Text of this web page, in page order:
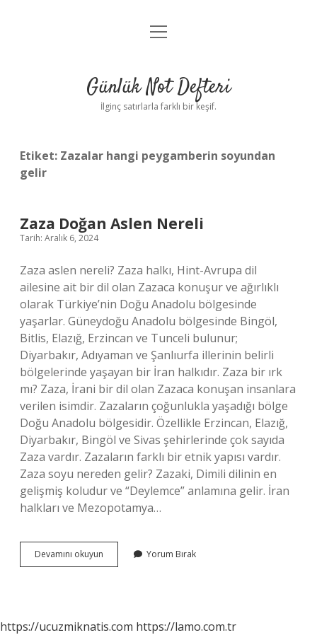
Anasayfa
Yasal Uyarı
menüyü
Günlük Not Defteri
İlginç satırlarla farklı bir keşif.
Etiket: Zazalar hangi peygamberin soyundan
gelir
Zaza Doğan Aslen Nereli
Tarih: Aralık 6, 2024
Zaza aslen nereli? Zaza halkı, Hint-Avrupa dil
ailesine ait bir dil olan Zazaca konuşur ve ağırlıklı
olarak Türkiye’nin Doğu Anadolu bölgesinde
yaşarlar. Güneydoğu Anadolu bölgesinde Bingöl,
Bitlis, Elazığ, Erzincan ve Tunceli bulunur;
Diyarbakır, Adıyaman ve Şanlıurfa illerinin belirli
bölgelerinde yaşayan bir İran halkıdır. Zaza bir ırk
mı? Zaza, İrani bir dil olan Zazaca konuşan insanlara
verilen isimdir. Zazaların çoğunlukla yaşadığı bölge
Doğu Anadolu bölgesidir. Özellikle Erzincan, Elazığ,
Diyarbakır, Bingöl ve Sivas şehirlerinde çok sayıda
Zaza vardır. Zazaların farklı bir etnik yapısı vardır.
Zaza soyu nereden gelir? Zazaki, Dimili dilinin en
gelişmiş koludur ve “Deylemce” anlamına gelir. İran
halkları ve Mezopotamya…
Devamını okuyun
Doğan
Yorum Bırak
https://ucuzmiknatis.com https://lamo.com.tr